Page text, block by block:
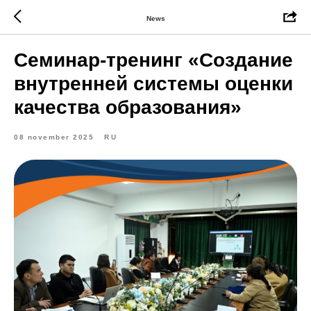
News
Семинар-тренинг «Создание
внутренней системы оценки
качества образования»
08 november 2025 RU